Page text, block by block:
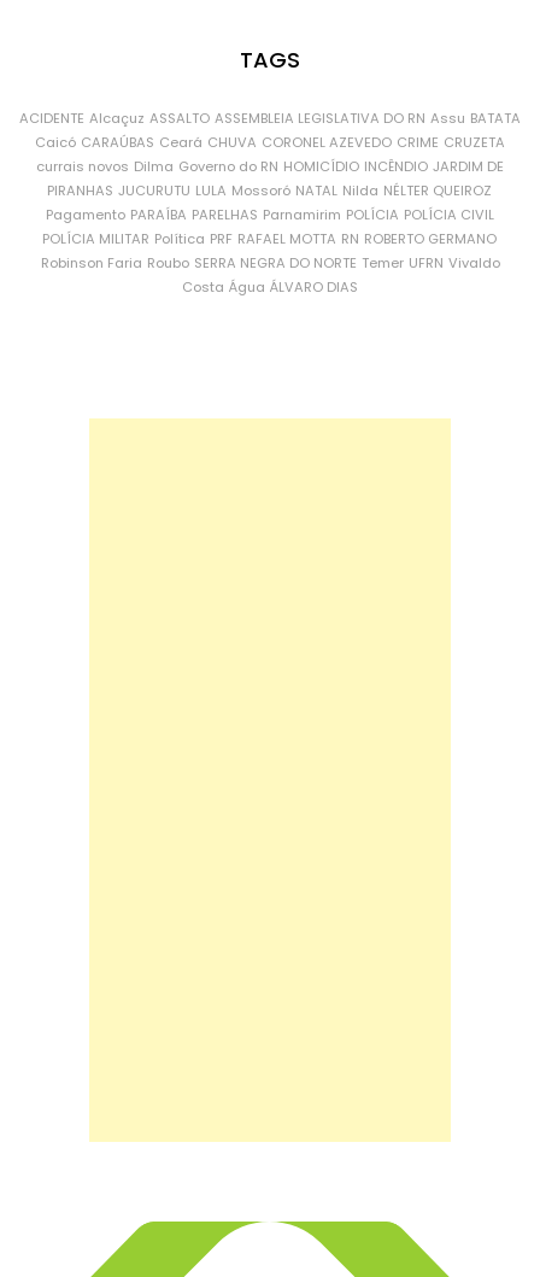
TAGS
ACIDENTE Alcaçuz ASSALTO ASSEMBLEIA LEGISLATIVA DO RN Assu BATATA
Caicó CARAÚBAS Ceará CHUVA CORONEL AZEVEDO CRIME CRUZETA
currais novos Dilma Governo do RN HOMICÍDIO INCÊNDIO JARDIM DE
PIRANHAS JUCURUTU LULA Mossoró NATAL Nilda NÉLTER QUEIROZ
Pagamento PARAÍBA PARELHAS Parnamirim POLÍCIA POLÍCIA CIVIL
POLÍCIA MILITAR Política PRF RAFAEL MOTTA RN ROBERTO GERMANO
Robinson Faria Roubo SERRA NEGRA DO NORTE Temer UFRN Vivaldo
Costa Água ÁLVARO DIAS